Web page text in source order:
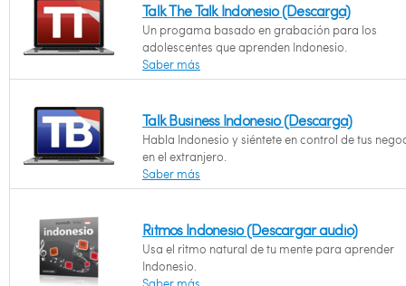
Talk The Talk Indonesio (Descarga)
Un progama basado en grabación para los
adolescentes que aprenden Indonesio.
Saber más
Talk Business Indonesio (Descarga)
Habla Indonesio y siéntete en control de tus
en el extranjero.
Saber más
Ritmos Indonesio (Descargar audio)
Usa el ritmo natural de tu mente para aprender
Indonesio.